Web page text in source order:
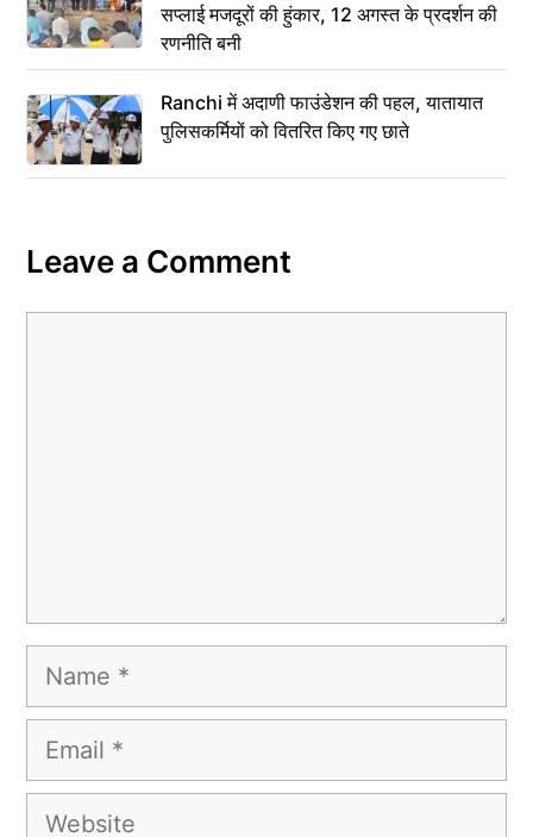
सप्लाई मजदूरों की हुंकार, 12 अगस्त के प्रदर्शन की
रणनीति बनी
Ranchi में अदाणी फाउंडेशन की पहल, यातायात
पुलिसकर्मियों को वितरित किए गए छाते
Leave a Comment
Name
Email
Website